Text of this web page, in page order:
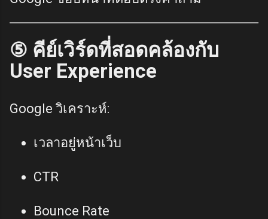
⑤ คีย์เวิร์ดที่สอดคล้องกับ
User Experience
Google วิเคราะห์:
เวลาอยู่หน้าเว็บ
CTR
Bounce Rate